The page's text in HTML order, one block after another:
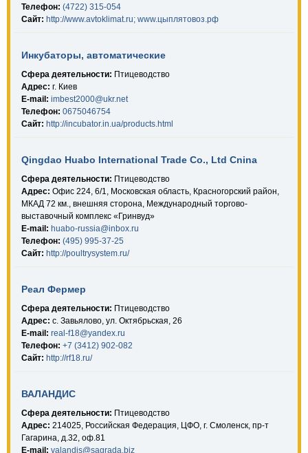
Телефон: (4722) 315-054
Сайт: http://www.avtoklimat.ru; www.цыплятовоз.рф
Инкубаторы, автоматические
Сфера деятельности: Птицеводство
Адрес: г. Киев
E-mail: imbest2000@ukr.net
Телефон: 0675046754
Сайт: http://incubator.in.ua/products.html
Qingdao Huabo International Trade Co., Ltd Cnina
Сфера деятельности: Птицеводство
Адрес: Офис 224, 6/1, Московская область, Красногорский район,
МКАД 72 км., внешняя сторона, Международный торгово-
выставочный комплекс «Гринвуд»
E-mail: huabo-russia@inbox.ru
Телефон: (495) 995-37-25
Сайт: http://poultrysystem.ru/
Реал Фермер
Сфера деятельности: Птицеводство
Адрес: с. Завьялово, ул. Октябрьская, 26
E-mail: real-f18@yandex.ru
Телефон: +7 (3412) 902-082
Сайт: http://rf18.ru/
ВАЛАНДИС
Сфера деятельности: Птицеводство
Адрес: 214025, Российская Федерация, ЦФО, г. Смоленск, пр-т
Гагарина, д.32, оф.81
E-mail: valandis@sagrada.biz